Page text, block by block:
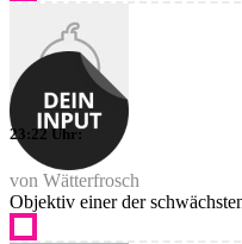
23:22 Uhr:
von Wätterfrosch
Objektiv einer der